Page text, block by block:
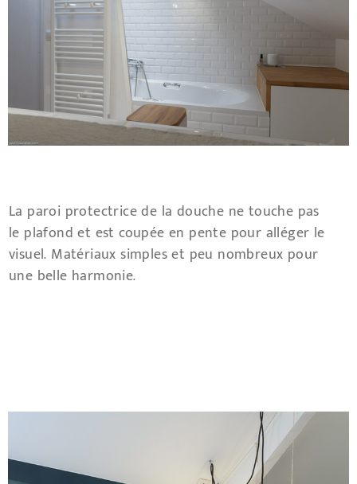
La paroi protectrice de la douche ne touche pas
le plafond et est coupée en pente pour alléger le
visuel. Matériaux simples et peu nombreux pour
une belle harmonie.